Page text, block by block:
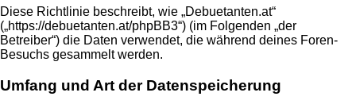
Diese Richtlinie beschreibt, wie „Debuetanten.at“
(„https://debuetanten.at/phpBB3“) (im Folgenden „der
Betreiber“) die Daten verwendet, die während deines Foren-
Besuchs gesammelt werden.
Umfang und Art der Datenspeicherung